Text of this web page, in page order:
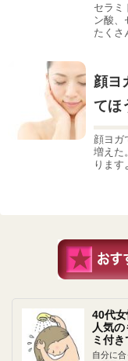
セラミ
ン酸、
たくさ
顔ヨ
てほ
顔ヨガ
増えた
ります
40代女
人気
ミ付き
自分に